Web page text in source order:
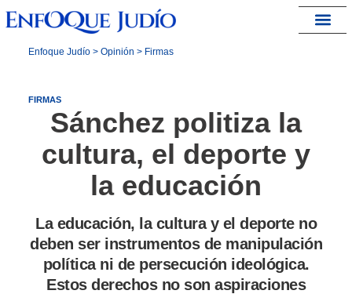
Enfoque Judío> Opinión > Firmas
FIRMAS
Sánchez politiza la
cultura, el deporte y
la educación
La educación, la cultura y el deporte no
deben ser instrumentos de manipulación
política ni de persecución ideológica.
Estos derechos no son aspiraciones